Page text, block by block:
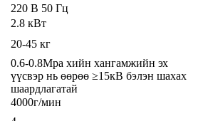
220 В 50 Гц
2.8 кВт
20-45 кг
0.6-0.8Mpa хийн хангамжийн эх
үүсвэр нь өөрөө ≥15кВ бэлэн шахах
шаардлагатай
4000г/мин